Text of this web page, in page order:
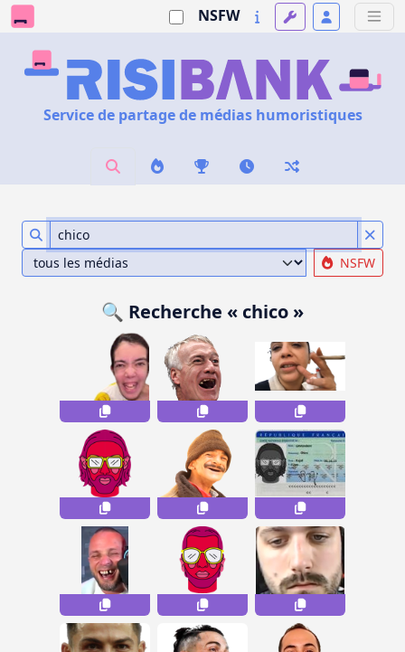
NSFW
Service de partage de médias humoristiques
NSFW
🔍 Recherche « chico »